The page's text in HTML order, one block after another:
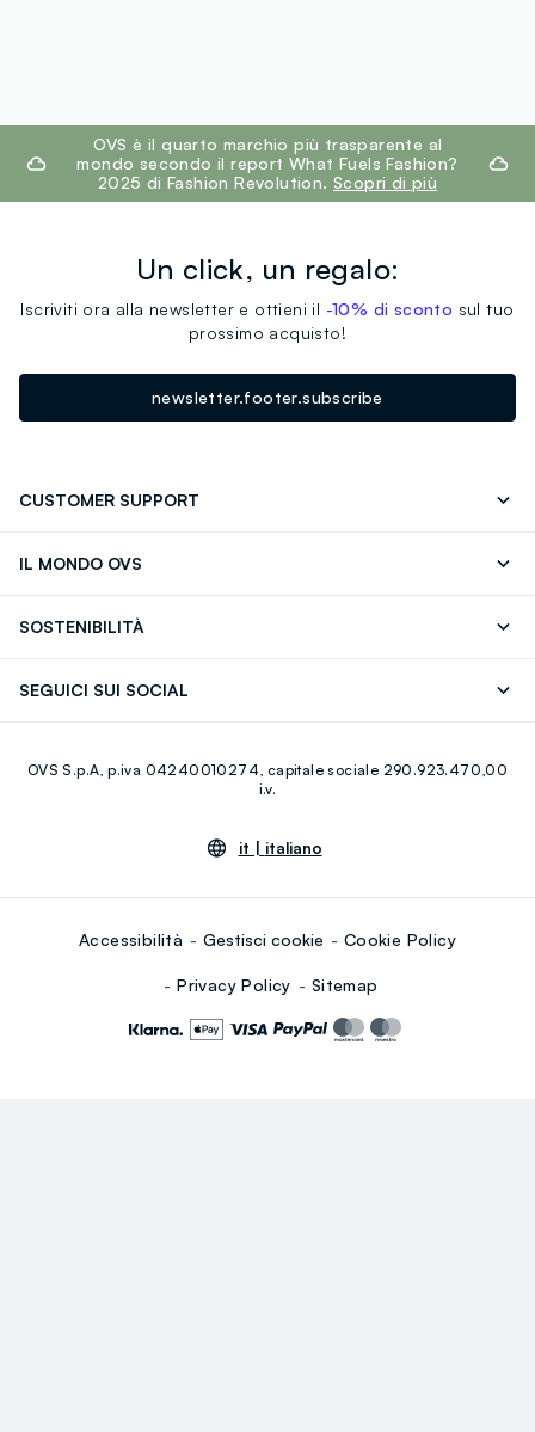
footer.ariatitleOVS è il quarto marchio più trasparente al
mondo secondo il report What Fuels Fashion?
2025 di Fashion Revolution. Scopri di più
Un click, un regalo:
Iscriviti ora alla newsletter e ottieni il -10% di sconto sul tuo
prossimo acquisto!
newsletter.footer.subscribe
CUSTOMER SUPPORT
IL MONDO OVS
Giftcard
SOSTENIBILITÀ
SEGUICI SUI SOCIAL
Youtube Linkedin
OVS S.p.A, p.iva 04240010274, capitale sociale 290.923.470,00
i.v.
it | italiano
Accessibilità Gestisci cookie Cookie Policy
Privacy Policy Sitemap